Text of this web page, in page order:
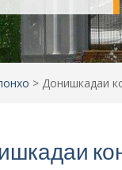
> Донишкадаи